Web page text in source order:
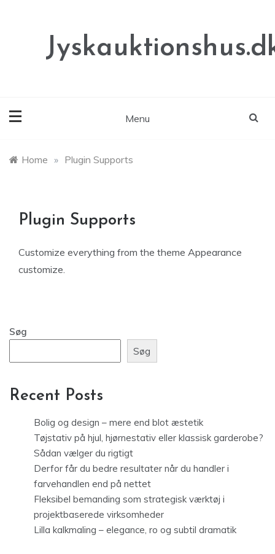
Menu
Home » Plugin Supports
Plugin Supports
Customize everything from the theme Appearance
customize.
Søg
Søg
Recent Posts
Bolig og design – mere end blot æstetik
Tøjstativ på hjul, hjørnestativ eller klassisk garderobe?
Sådan vælger du rigtigt
Derfor får du bedre resultater når du handler i
farvehandlen end på nettet
Fleksibel bemanding som strategisk værktøj i
projektbaserede virksomheder
Lilla kalkmaling – elegance, ro og subtil dramatik